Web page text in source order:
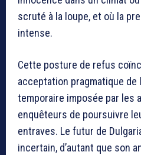
scruté à la loupe, et où la
intense.
Cette posture de refus
acceptation pragmatique de
temporaire imposée par les
enquêteurs de poursuivre
entraves. Le futur de
incertain, d’autant que son